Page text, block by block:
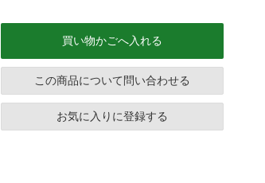
買い物かごへ入れる
この商品について問い合わせる
お気に入りに登録する